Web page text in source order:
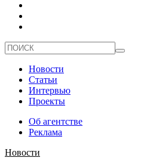
Новости
Статьи
Интервью
Проекты
Об агентстве
Реклама
Новости